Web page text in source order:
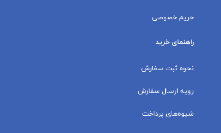
حریم خصوصی
راهنمای خرید
نحوه ثبت سفارش
رویه ارسال سفارش
شیوه‌های پرداخت